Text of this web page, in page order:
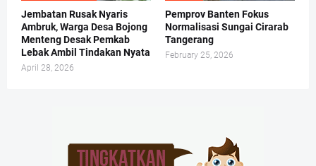
Jembatan Rusak Nyaris
Ambruk, Warga Desa Bojong
Menteng Desak Pemkab
Lebak Ambil Tindakan Nyata
April 28, 2026
Pemprov Banten Fokus
Normalisasi Sungai Cirarab
Tangerang
February 25, 2026